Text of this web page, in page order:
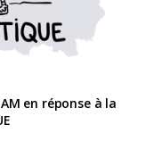
en réponse à la